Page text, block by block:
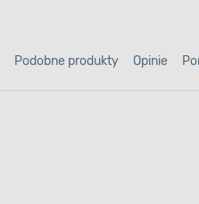
Podobne produkty Opinie